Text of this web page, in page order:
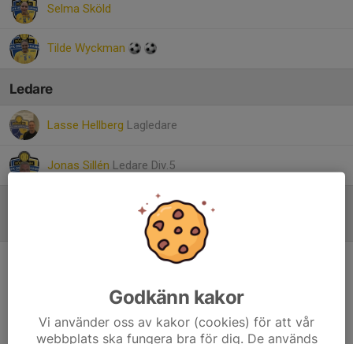
Selma Sköld
Tilde Wyckman
Ledare
Lasse Hellberg Lagledare
Jonas Sillén Ledare Div.5
Div.5 Dam Vinst med 4-3 mot serieledarna HM
0 kommentarer
Godkänn kakor
Vi använder oss av kakor (cookies) för att vår
webbplats ska fungera bra för dig. De används